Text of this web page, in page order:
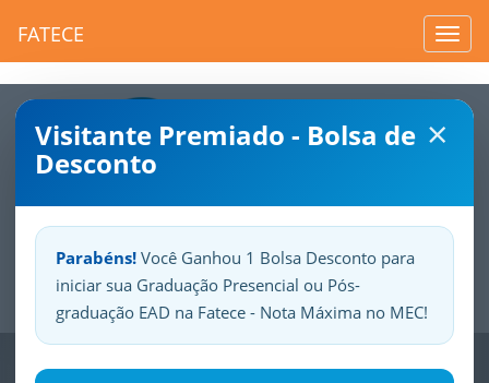
FATECE
×
Visitante Premiado - Bolsa de
Desconto
Parabéns! Você Ganhou 1 Bolsa Desconto para
iniciar sua Graduação Presencial ou Pós-
graduação EAD na Fatece - Nota Máxima no MEC!
SuaFatece.Seuorgulho.
Previous